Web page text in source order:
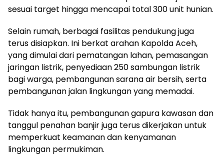
sesuai target hingga mencapai total 300 unit hunian.
Selain rumah, berbagai fasilitas pendukung juga
terus disiapkan. Ini berkat arahan Kapolda Aceh,
yang dimulai dari pematangan lahan, pemasangan
jaringan listrik, penyediaan 250 sambungan listrik
bagi warga, pembangunan sarana air bersih, serta
pembangunan jalan lingkungan yang memadai.
Tidak hanya itu, pembangunan gapura kawasan dan
tanggul penahan banjir juga terus dikerjakan untuk
memperkuat keamanan dan kenyamanan
lingkungan permukiman.